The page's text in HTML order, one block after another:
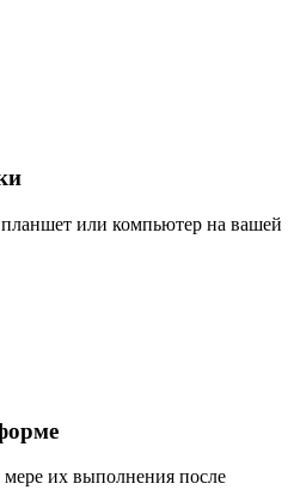
или компьютер на вашей
мере их выполнения после